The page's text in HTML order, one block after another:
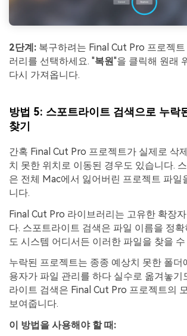
2단계: 복구하려는 Final Cut Pro 프로젝
러리를 선택하세요. "복원"을 클릭해 원래
다시 가져옵니다.
방법 5: 스포트라이트 검색으로 누락
찾기
간혹 Final Cut Pro 프로젝트가 실제로 삭
치 못한 위치로 이동된 경우도 있습니다.
은 전체 Mac에서 잃어버린 프로젝트 파일
니다.
Final Cut Pro 라이브러리는 고유한 확장
다. 스포트라이트 검색은 파일 이름을 정
도 시스템 어디서든 이러한 파일을 찾을
누락된 프로젝트는 종종 예상치 못한 폴더
용자가 파일 관리를 하다 실수로 옮겨놓기
라이트 검색은 Final Cut Pro 프로젝트의
보여줍니다.
이 방법을 사용해야 할 때: